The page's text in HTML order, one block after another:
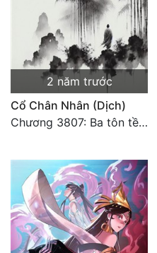
2 năm trước
Cổ Chân Nhân (Dịch)
Chương 3807: Ba tôn tề công Thiên Đình (2)